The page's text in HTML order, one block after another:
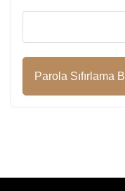
Parola Sıfırlama